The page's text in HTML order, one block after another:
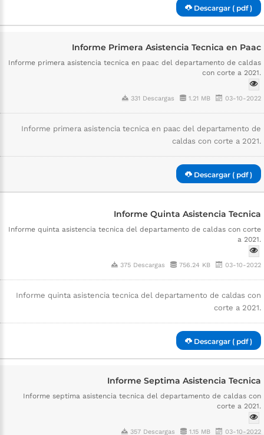
Descargar ( pdf )
Informe Primera Asistencia Tecnica en Paac
Informe primera asistencia tecnica en paac del departamento de caldas
con corte a 2021.
331 Descargas 1.21 MB 03-10-2022
Informe primera asistencia tecnica en paac del departamento de
caldas con corte a 2021.
Descargar ( pdf )
Informe Quinta Asistencia Tecnica
Informe quinta asistencia tecnica del departamento de caldas con corte
a 2021.
375 Descargas 756.24 KB 03-10-2022
Informe quinta asistencia tecnica del departamento de caldas con
corte a 2021.
Descargar ( pdf )
Informe Septima Asistencia Tecnica
Informe septima asistencia tecnica del departamento de caldas con
corte a 2021.
357 Descargas 1.15 MB 03-10-2022